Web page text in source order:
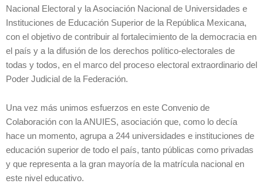
Nacional Electoral y la Asociación Nacional de Universidades e
Instituciones de Educación Superior de la República Mexicana,
con el objetivo de contribuir al fortalecimiento de la democracia en
el país y a la difusión de los derechos político-electorales de
todas y todos, en el marco del proceso electoral extraordinario del
Poder Judicial de la Federación.
Una vez más unimos esfuerzos en este Convenio de
Colaboración con la ANUIES, asociación que, como lo decía
hace un momento, agrupa a 244 universidades e instituciones de
educación superior de todo el país, tanto públicas como privadas
y que representa a la gran mayoría de la matrícula nacional en
este nivel educativo.